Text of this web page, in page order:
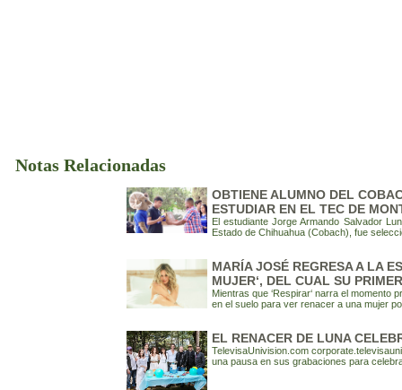
Notas Relacionadas
OBTIENE ALUMNO DEL
ESTUDIAR EN EL TEC DE
El estudiante Jorge Armando Salvador
Estado de Chihuahua (Cobach), fue
MARÍA JOSÉ REGRESA A LA
MUJER‘, DEL CUAL SU
Mientras que ‘Respirar‘ narra el
en el suelo para ver renacer a una mujer
EL RENACER DE LUNA
TelevisaUnivision.com
una pausa en sus grabaciones para